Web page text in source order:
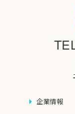
企業情報